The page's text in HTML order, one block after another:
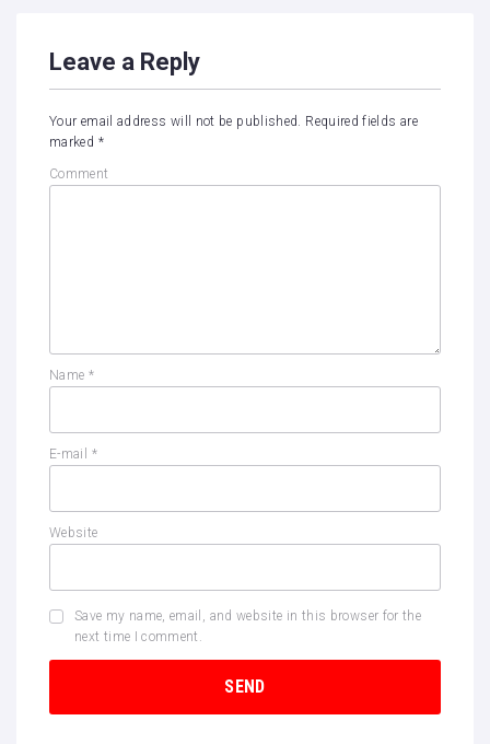
Leave a Reply
Your email address will not be published. Required fields are
marked *
Comment
Name *
E-mail *
Website
Save my name, email, and website in this browser for the
next time I comment.